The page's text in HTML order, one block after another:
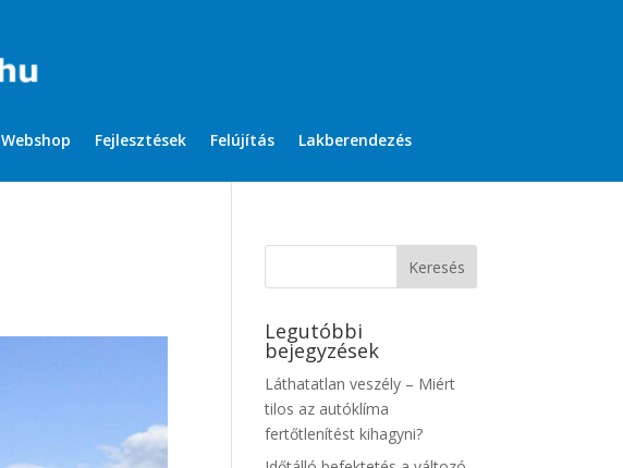
Webshop Fejlesztések Felújítás Lakberendezés
Legutóbbi
bejegyzések
Láthatatlan veszély – Miért
tilos az autóklíma
fertőtlenítést kihagyni?